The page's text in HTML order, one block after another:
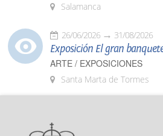
Salamanca
26/06/2026 31/08/2026
Exposición El gran
ARTE / EXPOSICIONES
Santa Marta de Tormes